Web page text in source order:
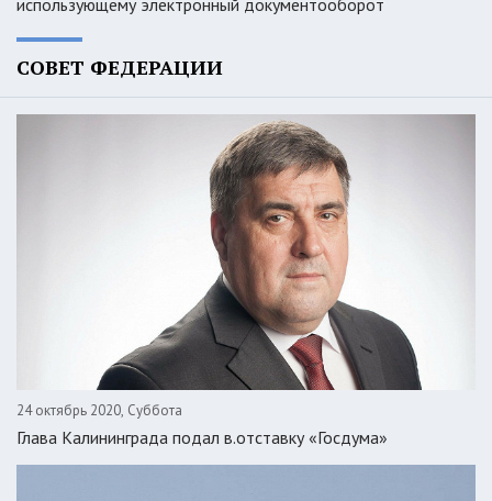
использующему электронный документооборот
СОВЕТ ФЕДЕРАЦИИ
24 октябрь 2020, Суббота
Глава Калининграда подал в.отставку «Госдума»